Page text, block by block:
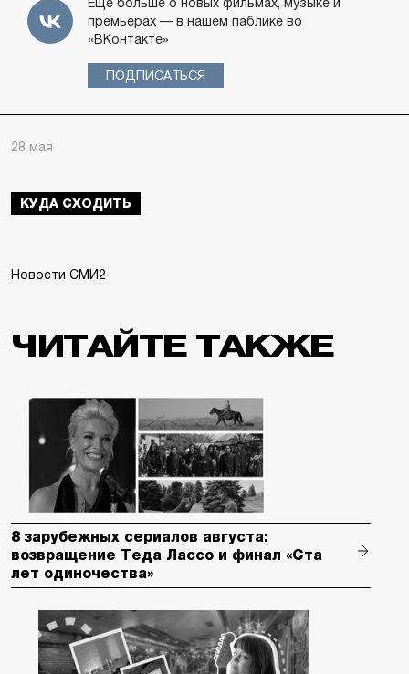
премьерах — в нашем паблике во
«ВКонтакте»
ПОДПИСАТЬСЯ
28 мая
КУДА СХОДИТЬ
Новости СМИ2
ЧИТАЙТЕ ТАКЖЕ
8 зарубежных сериалов августа:
возвращение Теда Лассо и финал «Ста
лет одиночества»